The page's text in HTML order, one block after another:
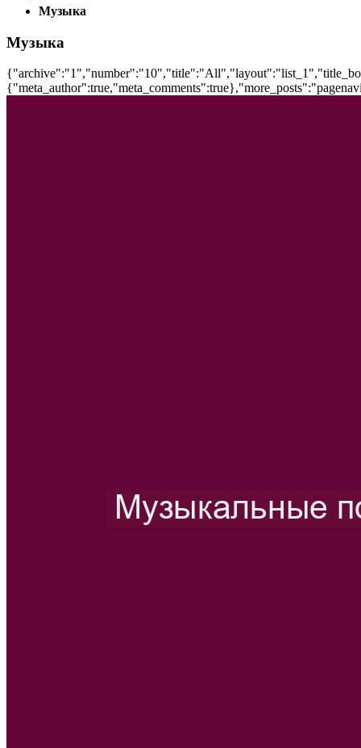
Музыка
Музыка